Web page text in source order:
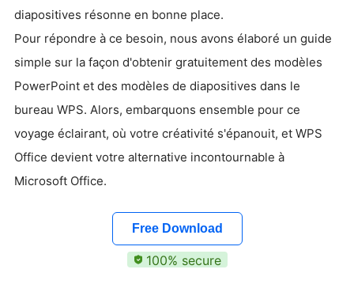
diapositives résonne en bonne place.
Pour répondre à ce besoin, nous avons élaboré un guide
simple sur la façon d'obtenir gratuitement des modèles
PowerPoint et des modèles de diapositives dans le
bureau WPS. Alors, embarquons ensemble pour ce
voyage éclairant, où votre créativité s'épanouit, et WPS
Office devient votre alternative incontournable à
Microsoft Office.
Free Download
100% secure